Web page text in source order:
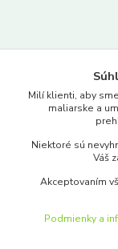
www.merkantil.sk
Pondelok-Piatok:
Milí klienti, aby
maliarske a
Niektoré sú
Váš
Akceptovaním
Podmienky a